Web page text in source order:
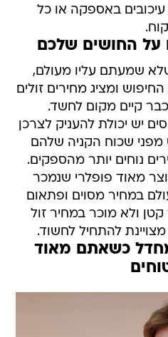
עיכובים באספקה או כל
החושים שלכם
שמעתם עליו מעולם,
ומציג מחירים זולים
קיים מקום לחשד.
יש יכולת להעניק לצרכן
מפני שכוח הקניה שלהם
נוחים יותר מהספקים.
מאוד פופלרי שנמכר
במחיר מסוים ופתאום
ולא מוכר במחיר זול
להתחיל לחשוד.
כשאתם מאוד